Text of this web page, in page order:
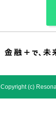
Copyright (c)